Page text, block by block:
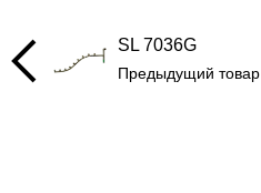
SL 7036G
Предыдущий товар